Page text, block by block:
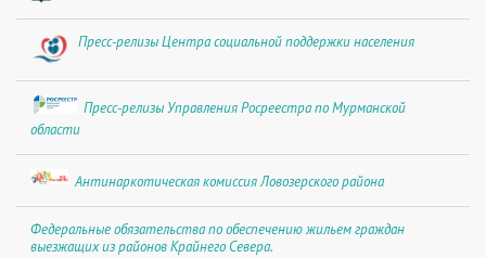
Пресс-релизы Центра социальной поддержки населения
Пресс-релизы Управления Росреестра по Мурманской
области
Антинаркотическая комиссия Ловозерского района
Федеральные обязательства по обеспечению жильем граждан
выезжащих из районов Крайнего Севера.